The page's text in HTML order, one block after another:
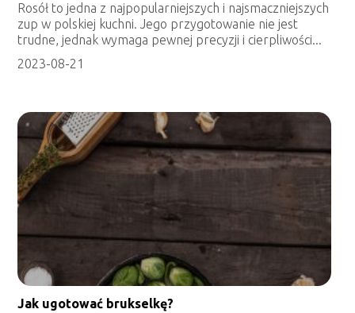
Rosół to jedna z najpopularniejszych i najsmaczniejszych
zup w polskiej kuchni. Jego przygotowanie nie jest
trudne, jednak wymaga pewnej precyzji i cierpliwości...
2023-08-21
Jak ugotować brukselkę?